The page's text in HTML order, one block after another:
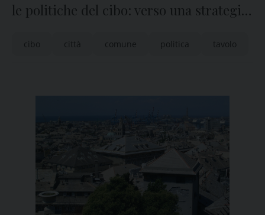
le politiche del cibo: verso una strategia
cibo città comune politica tavolo